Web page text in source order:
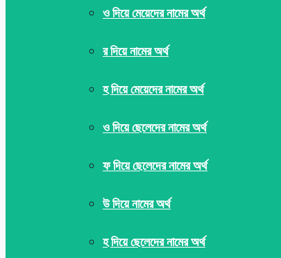
ও দিয়ে মেয়েদের নামের অর্থ
র দিয়ে নামের অর্থ
হ দিয়ে মেয়েদের নামের অর্থ
ও দিয়ে ছেলেদের নামের অর্থ
ফ দিয়ে ছেলেদের নামের অর্থ
উ দিয়ে নামের অর্থ
হ দিয়ে ছেলেদের নামের অর্থ